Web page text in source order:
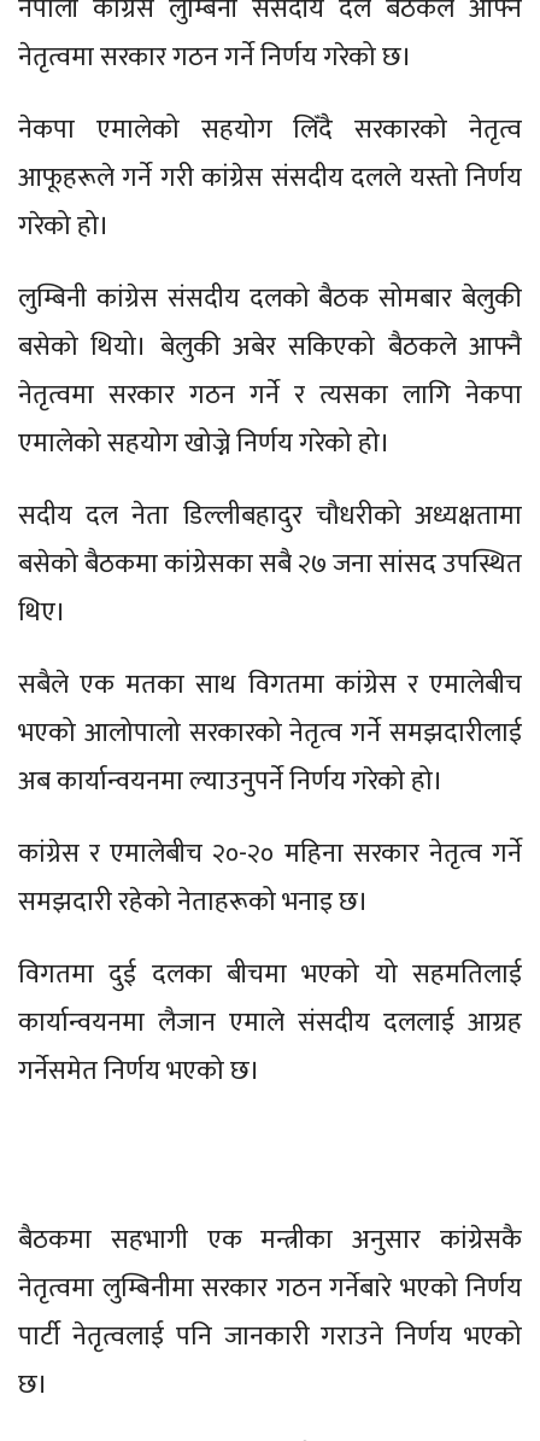
नेतृत्वमा सरकार गठन गर्ने निर्णय गरेको छ।
नेकपा एमालेको सहयोग लिँदै सरकारको नेतृत्व
आफूहरूले गर्ने गरी कांग्रेस संसदीय दलले यस्तो निर्णय
गरेको हो।
लुम्बिनी कांग्रेस संसदीय दलको बैठक सोमबार बेलुकी
बसेको थियो। बेलुकी अबेर सकिएको बैठकले आफ्नै
नेतृत्वमा सरकार गठन गर्ने र त्यसका लागि नेकपा
एमालेको सहयोग खोज्ने निर्णय गरेको हो।
सदीय दल नेता डिल्लीबहादुर चौधरीको अध्यक्षतामा
बसेको बैठकमा कांग्रेसका सबै २७ जना सांसद उपस्थित
थिए।
सबैले एक मतका साथ विगतमा कांग्रेस र एमालेबीच
भएको आलोपालो सरकारको नेतृत्व गर्ने समझदारीलाई
अब कार्यान्वयनमा ल्याउनुपर्ने निर्णय गरेको हो।
कांग्रेस र एमालेबीच २०-२० महिना सरकार नेतृत्व गर्ने
समझदारी रहेको नेताहरूको भनाइ छ।
विगतमा दुई दलका बीचमा भएको यो सहमतिलाई
कार्यान्वयनमा लैजान एमाले संसदीय दललाई आग्रह
गर्नेसमेत निर्णय भएको छ।
बैठकमा सहभागी एक मन्त्रीका अनुसार कांग्रेसकै
नेतृत्वमा लुम्बिनीमा सरकार गठन गर्नेबारे भएको निर्णय
पार्टी नेतृत्वलाई पनि जानकारी गराउने निर्णय भएको
छ।